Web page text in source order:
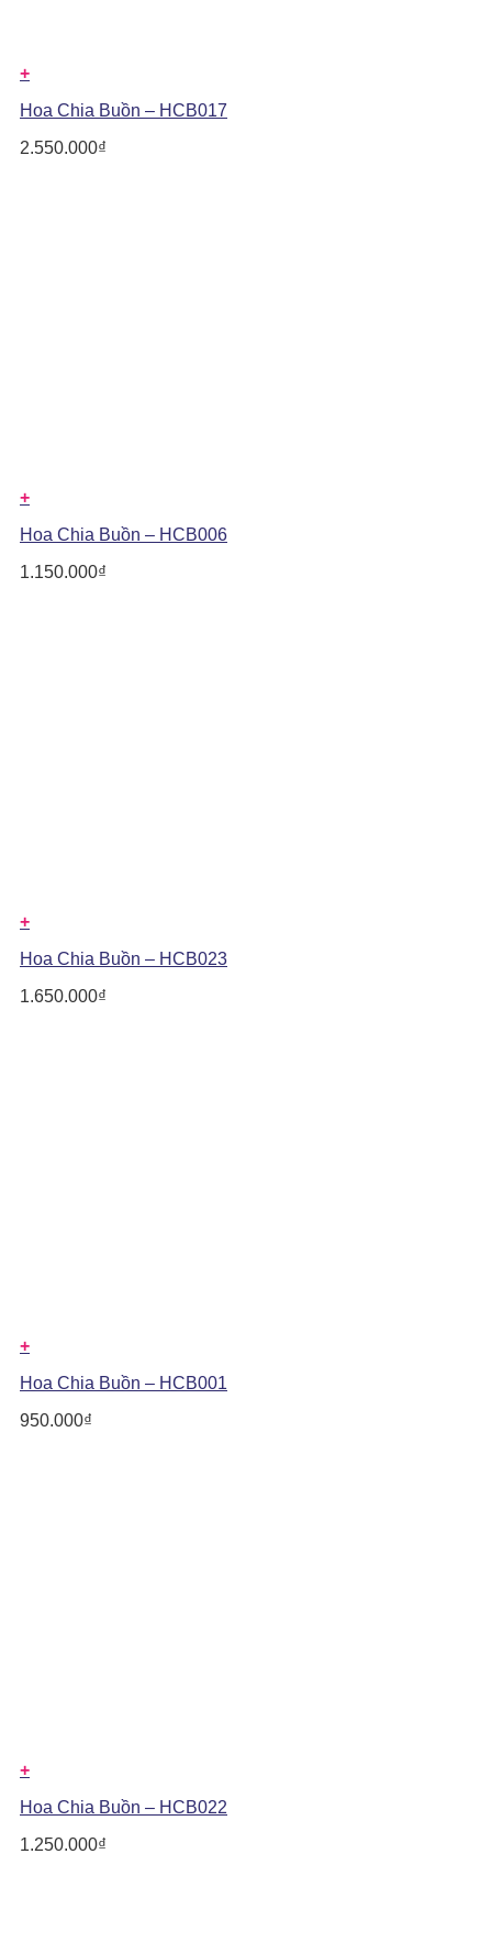
+
Hoa Chia Buồn – HCB017
2.550.000₫
+
Hoa Chia Buồn – HCB006
1.150.000₫
+
Hoa Chia Buồn – HCB023
1.650.000₫
+
Hoa Chia Buồn – HCB001
950.000₫
+
Hoa Chia Buồn – HCB022
1.250.000₫